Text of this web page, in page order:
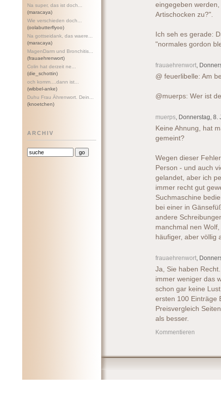
Na super, das ist doch...
(maracaya)
Wie verschieden doch...
(oolabutterflyoo)
Na gottseidank, das waere...
(maracaya)
MagenDarm und Bronchitis...
(frauaehrenwort)
Colin hat derzeit ne...
(die_schottin)
och komm....dann ist...
(wibbel-anke)
Duhu Frau Ährenwort. Dein...
(knoetchen)
ARCHIV
eingegeben
Artischocken zu?".
Ich seh es gerade:
"normales gordon
frauaehrenwort,
@ feuerlibelle: Am
@muerps: Wer ist
muerps, Donnerstag, 8.
Keine Ahnung, hat
gemeint?
Wegen dieser
Person - und auch
gelandet, aber ich
immer recht gut
Suchmaschine
bei einer in
andere
manchmal nen
häufiger, aber völlig
frauaehrenwort,
Ja, Sie haben
immer weniger das
schon gar keine
ersten 100 Einträge
Preisvergleich
als besser.
Kommentieren